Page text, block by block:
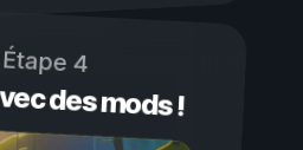
Étape 4
des mods !